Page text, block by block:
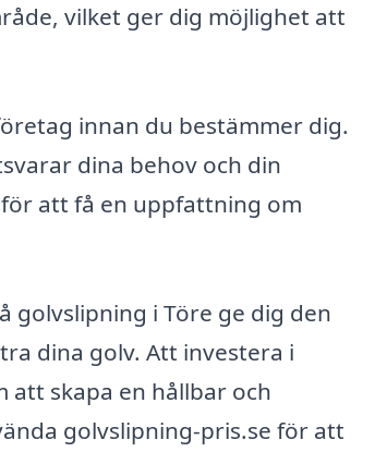
vilket ger dig möjlighet att
innan du bestämmer dig.
dina behov och din
att få en uppfattning om
golvslipning i Töre ge dig den
dina golv. Att investera i
att skapa en hållbar och
golvslipning-pris.se för att